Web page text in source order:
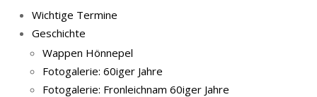
Wichtige Termine
Geschichte
Wappen Hönnepel
Fotogalerie: 60iger Jahre
Fotogalerie: Fronleichnam 60iger Jahre